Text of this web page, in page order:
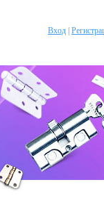
Вход